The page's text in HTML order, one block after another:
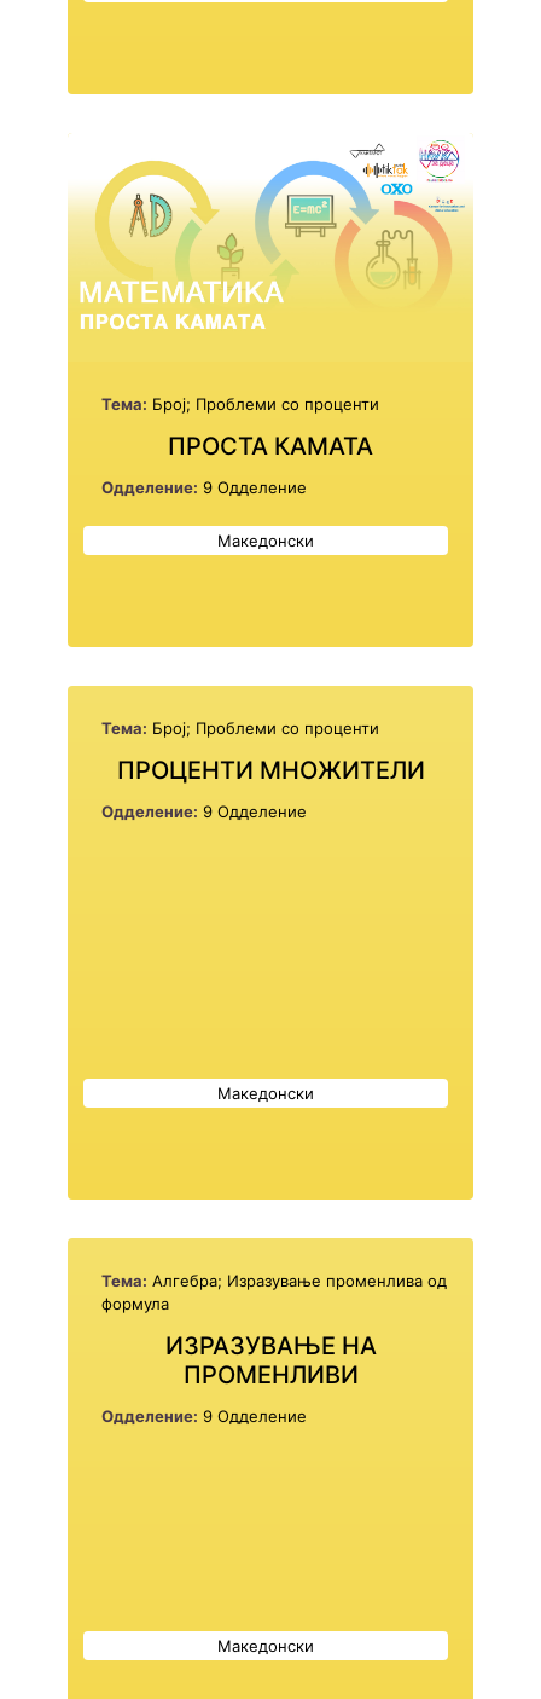
Тема: Број; Проблеми со проценти
ПРОСТА КАМАТА
Одделение: 9 Одделение
Македонски
Тема: Број; Проблеми со проценти
ПРОЦЕНТИ МНОЖИТЕЛИ
Одделение: 9 Одделение
Македонски
Тема: Алгебра; Изразување променлива од
формула
ИЗРАЗУВАЊЕ НА
ПРОМЕНЛИВИ
Одделение: 9 Одделение
Македонски